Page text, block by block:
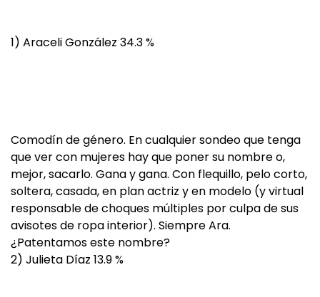
1) Araceli González 34.3 %
Comodín de género. En cualquier sondeo que tenga
que ver con mujeres hay que poner su nombre o,
mejor, sacarlo. Gana y gana. Con flequillo, pelo corto,
soltera, casada, en plan actriz y en modelo (y virtual
responsable de choques múltiples por culpa de sus
avisotes de ropa interior). Siempre Ara.
¿Patentamos este nombre?
2) Julieta Díaz 13.9 %